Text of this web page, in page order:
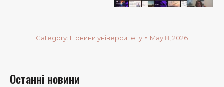
Category: Новини університету May 8, 2026
Останні новини